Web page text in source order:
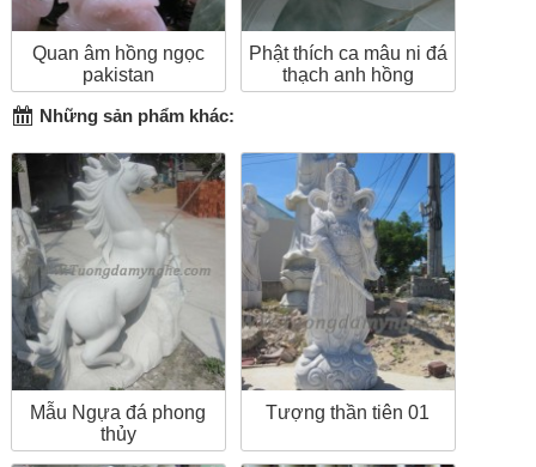
Quan âm hồng ngọc
pakistan
Phật thích ca mâu ni đá
thạch anh hồng
Những sản phẩm khác:
Mẫu Ngựa đá phong
thủy
Tượng thần tiên 01